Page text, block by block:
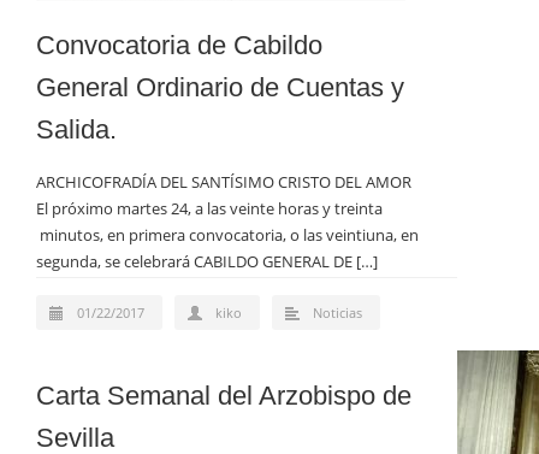
Convocatoria de Cabildo
General Ordinario de Cuentas y
Salida.
ARCHICOFRADÍA DEL SANTÍSIMO CRISTO DEL AMOR
El próximo martes 24, a las veinte horas y treinta
minutos, en primera convocatoria, o las veintiuna, en
segunda, se celebrará CABILDO GENERAL DE […]
01/22/2017 kiko Noticias
Carta Semanal del Arzobispo de
Sevilla